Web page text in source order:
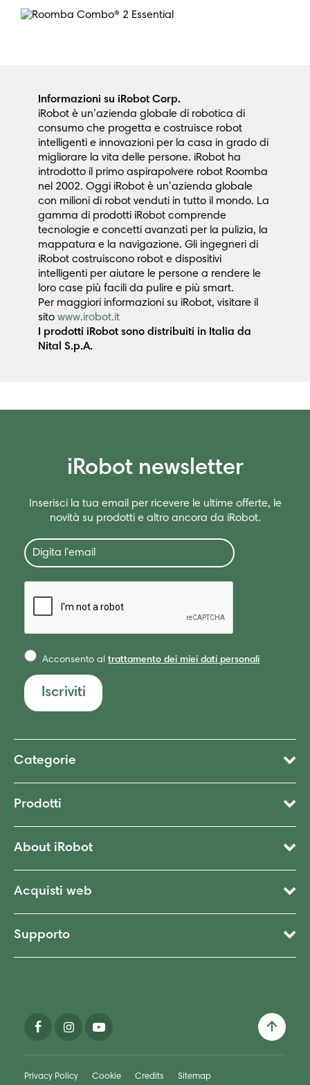
Informazioni su iRobot Corp.
iRobot è un’azienda globale di robotica di
consumo che progetta e costruisce robot
intelligenti e innovazioni per la casa in grado di
migliorare la vita delle persone. iRobot ha
introdotto il primo aspirapolvere robot Roomba
nel 2002. Oggi iRobot è un’azienda globale
con milioni di robot venduti in tutto il mondo. La
gamma di prodotti iRobot comprende
tecnologie e concetti avanzati per la pulizia, la
mappatura e la navigazione. Gli ingegneri di
iRobot costruiscono robot e dispositivi
intelligenti per aiutare le persone a rendere le
loro case più facili da pulire e più smart.
Per maggiori informazioni su iRobot, visitare il
sito www.irobot.it
I prodotti iRobot sono distribuiti in Italia da
Nital S.p.A.
iRobot newsletter
Inserisci la tua email per ricevere le ultime offerte, le
novità su prodotti e altro ancora da iRobot.
Acconsento altrattamento dei miei dati personali
Iscriviti
Categorie
Prodotti
About iRobot
Acquisti web
Supporto
Privacy Policy Cookie Credits Sitemap